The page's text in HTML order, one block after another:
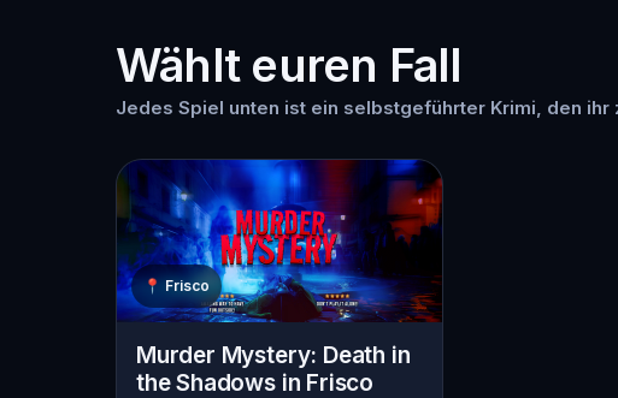
Wählt euren Fall
Jedes Spiel unten ist ein selbstgeführter Krimi, den
📍 Frisco
Murder Mystery: Death in
the Shadows in Frisco